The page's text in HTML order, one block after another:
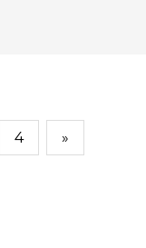
4 »